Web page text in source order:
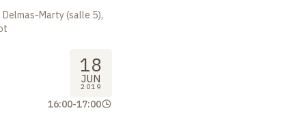
Marty (salle 5),
18
JUN
2019
16:00-17:00